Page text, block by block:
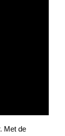
Met de